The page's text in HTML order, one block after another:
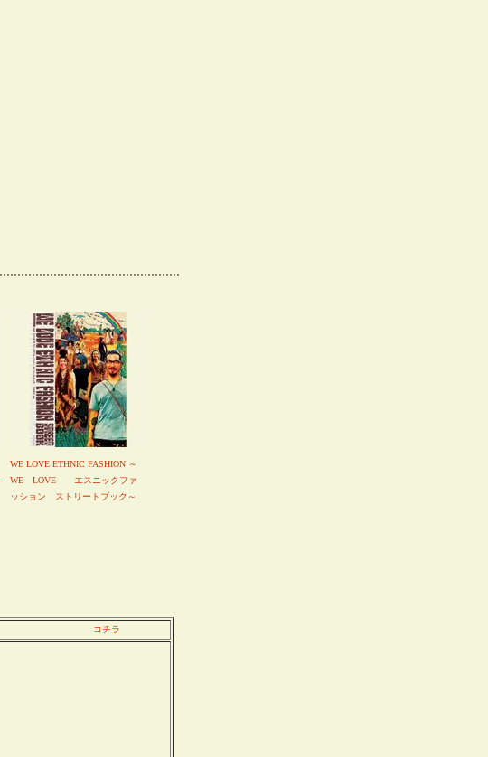
WE LOVE ETHNIC FASHION ～
WE LOVE エスニックファ
ッション ストリートブック～
コチラ